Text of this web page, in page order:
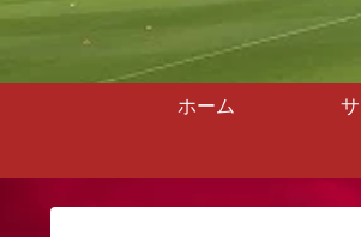
ホーム